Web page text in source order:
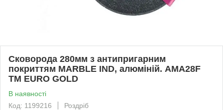
Сковорода 280мм з антипригарним
покриттям MARBLE IND, алюміній. AMA28F
ТМ EURO GOLD
В наявності
Код: 1199216
Роздріб